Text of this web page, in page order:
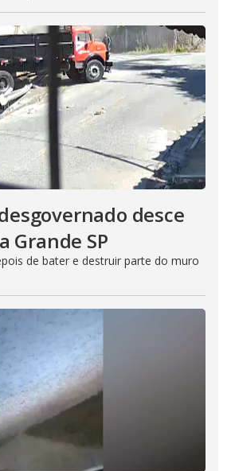
desce
Grande SP
de bater e destruir parte do muro